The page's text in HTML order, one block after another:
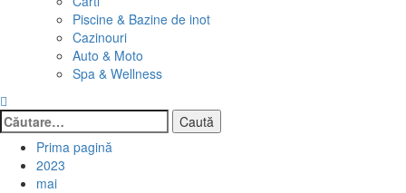
Piscine & Bazine de inot
Cazinouri
Auto & Moto
Spa & Wellness
Caută
după:
Prima pagină
2023
mai